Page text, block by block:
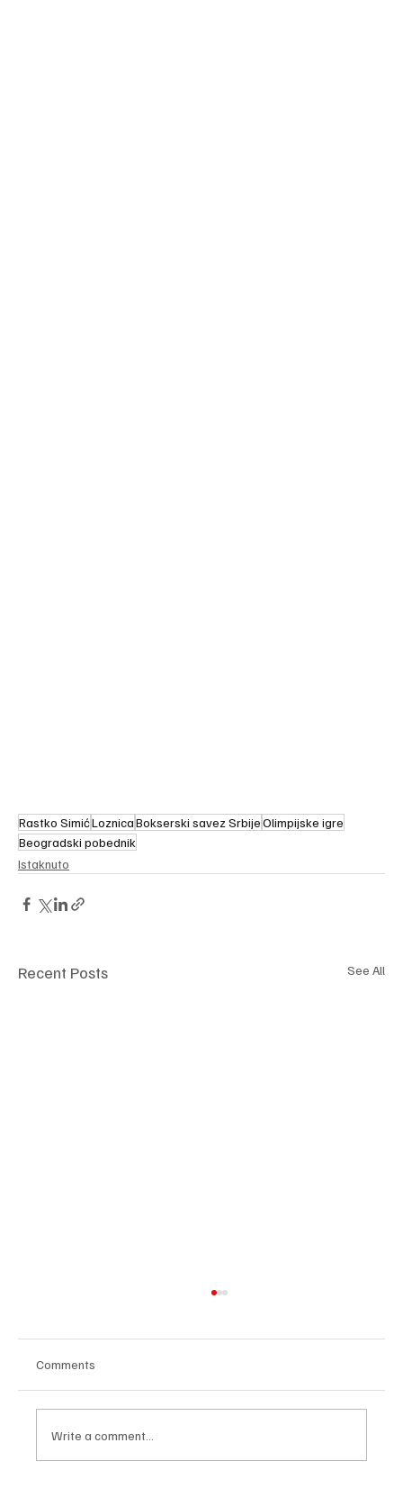
Rastko SimićLoznicaBokserski savez SrbijeOlimpijske igre
Beogradski pobednik
Istaknuto
Recent Posts See All
Comments
Write a comment...